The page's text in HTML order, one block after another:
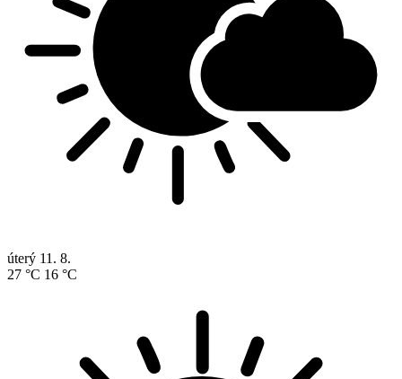
úterý 11. 8.
27 °C 16 °C